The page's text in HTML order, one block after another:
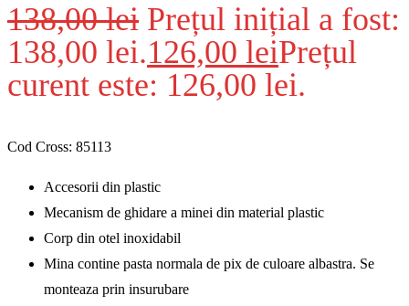
138,00lei Prețul inițial a fost:
138,00 lei.126,00 leiPrețul
curent este: 126,00 lei.
Cod Cross: 85113
Accesorii din plastic
Mecanism de ghidare a minei din material plastic
Corp din otel inoxidabil
Mina contine pasta normala de pix de culoare albastra. Se
monteaza prin insurubare